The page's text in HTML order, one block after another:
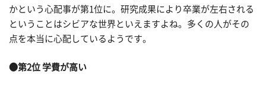
かという心配事が第1位に。研究成果により卒業が左右される
ということはシビアな世界といえますよね。多くの人がその
点を本当に心配しているようです。
●第2位 学費が高い